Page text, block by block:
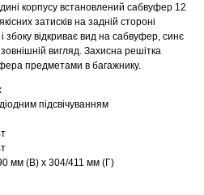
корпусу встановлений сабвуфер 12
затисків на задній стороні
збоку відкриває вид на сабвуфер, синє
вигляд. Захисна решітка
предметами в багажнику.
підсвічуванням
мм (В) x 304/411 мм (Г)